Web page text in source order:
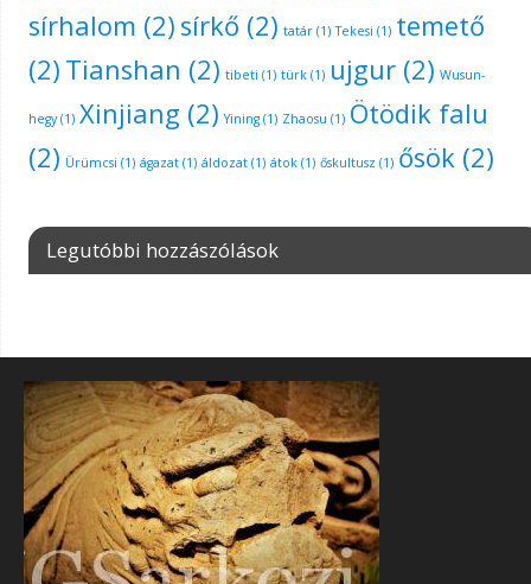
sírhalom (2) sírkő (2) tatár(1) Tekesi (1) temető
(2) Tianshan (2) tibeti (1) türk(1) ujgur(2) Wusun-
hegy(1) Xinjiang (2) Yining(1) Zhaosu (1) Ötödik falu
(2) Ürümcsi (1) ágazat(1) áldozat(1) átok(1) őskultusz (1) ősök(2)
Legutóbbi hozzászólások